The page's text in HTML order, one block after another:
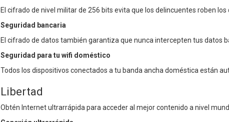
El cifrado de nivel militar de 256 bits evita que los delincuentes roben
Seguridad bancaria
El cifrado de datos también garantiza que nunca intercepten tus datos
Seguridad para tu wifi doméstico
Todos los dispositivos conectados a tu banda ancha doméstica están
Libertad
Obtén Internet ultrarrápida para acceder al mejor contenido a nivel